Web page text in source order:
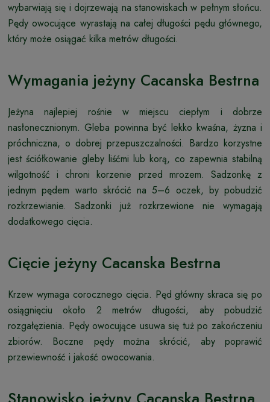
wybarwiają się i dojrzewają na stanowiskach w pełnym słońcu.
Pędy owocujące wyrastają na całej długości pędu głównego,
który może osiągać kilka metrów długości.
Wymagania jeżyny Cacanska Bestrna
Jeżyna najlepiej rośnie w miejscu ciepłym i dobrze
nasłonecznionym. Gleba powinna być lekko kwaśna, żyzna i
próchniczna, o dobrej przepuszczalności. Bardzo korzystne
jest ściółkowanie gleby liśćmi lub korą, co zapewnia stabilną
wilgotność i chroni korzenie przed mrozem. Sadzonkę z
jednym pędem warto skrócić na 5–6 oczek, by pobudzić
rozkrzewianie. Sadzonki już rozkrzewione nie wymagają
dodatkowego cięcia.
Cięcie jeżyny Cacanska Bestrna
Krzew wymaga corocznego cięcia. Pęd główny skraca się po
osiągnięciu około 2 metrów długości, aby pobudzić
rozgałęzienia. Pędy owocujące usuwa się tuż po zakończeniu
zbiorów. Boczne pędy można skrócić, aby poprawić
przewiewność i jakość owocowania.